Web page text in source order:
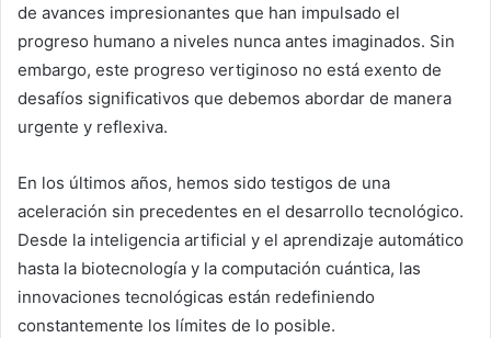
de avances impresionantes que han impulsado el
progreso humano a niveles nunca antes imaginados. Sin
embargo, este progreso vertiginoso no está exento de
desafíos significativos que debemos abordar de manera
urgente y reflexiva.
En los últimos años, hemos sido testigos de una
aceleración sin precedentes en el desarrollo tecnológico.
Desde la inteligencia artificial y el aprendizaje automático
hasta la biotecnología y la computación cuántica, las
innovaciones tecnológicas están redefiniendo
constantemente los límites de lo posible.